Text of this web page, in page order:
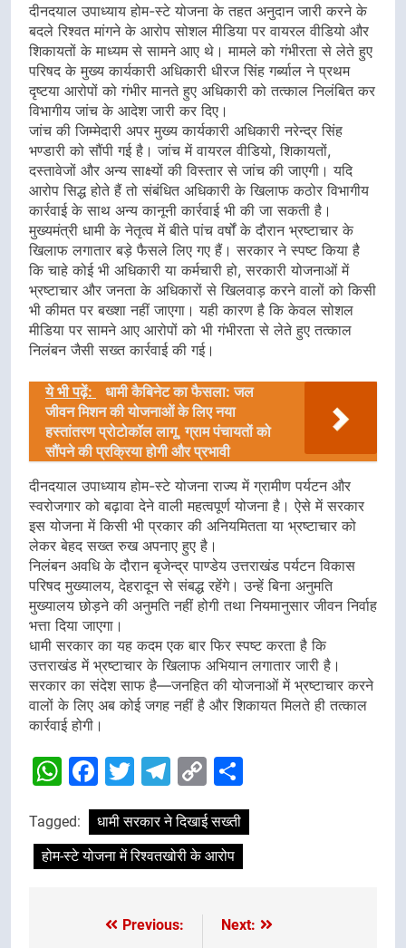
दीनदयाल उपाध्याय होम-स्टे योजना के तहत अनुदान जारी करने के
बदले रिश्वत मांगने के आरोप सोशल मीडिया पर वायरल वीडियो और
शिकायतों के माध्यम से सामने आए थे। मामले को गंभीरता से लेते हुए
परिषद के मुख्य कार्यकारी अधिकारी धीरज सिंह गर्ब्याल ने प्रथम
दृष्टया आरोपों को गंभीर मानते हुए अधिकारी को तत्काल निलंबित कर
विभागीय जांच के आदेश जारी कर दिए।
जांच की जिम्मेदारी अपर मुख्य कार्यकारी अधिकारी नरेन्द्र सिंह
भण्डारी को सौंपी गई है। जांच में वायरल वीडियो, शिकायतों,
दस्तावेजों और अन्य साक्ष्यों की विस्तार से जांच की जाएगी। यदि
आरोप सिद्ध होते हैं तो संबंधित अधिकारी के खिलाफ कठोर विभागीय
कार्रवाई के साथ अन्य कानूनी कार्रवाई भी की जा सकती है।
मुख्यमंत्री धामी के नेतृत्व में बीते पांच वर्षों के दौरान भ्रष्टाचार के
खिलाफ लगातार बड़े फैसले लिए गए हैं। सरकार ने स्पष्ट किया है
कि चाहे कोई भी अधिकारी या कर्मचारी हो, सरकारी योजनाओं में
भ्रष्टाचार और जनता के अधिकारों से खिलवाड़ करने वालों को किसी
भी कीमत पर बख्शा नहीं जाएगा। यही कारण है कि केवल सोशल
मीडिया पर सामने आए आरोपों को भी गंभीरता से लेते हुए तत्काल
निलंबन जैसी सख्त कार्रवाई की गई।
ये भी पढ़ें:
धामी कैबिनेट का फैसला: जल
जीवन मिशन की योजनाओं के लिए नया
हस्तांतरण प्रोटोकॉल लागू, ग्राम पंचायतों को
सौंपने की प्रक्रिया होगी और प्रभावी
दीनदयाल उपाध्याय होम-स्टे योजना राज्य में ग्रामीण पर्यटन और
स्वरोजगार को बढ़ावा देने वाली महत्वपूर्ण योजना है। ऐसे में सरकार
इस योजना में किसी भी प्रकार की अनियमितता या भ्रष्टाचार को
लेकर बेहद सख्त रुख अपनाए हुए है।
निलंबन अवधि के दौरान बृजेन्द्र पाण्डेय उत्तराखंड पर्यटन विकास
परिषद मुख्यालय, देहरादून से संबद्ध रहेंगे। उन्हें बिना अनुमति
मुख्यालय छोड़ने की अनुमति नहीं होगी तथा नियमानुसार जीवन निर्वाह
भत्ता दिया जाएगा।
धामी सरकार का यह कदम एक बार फिर स्पष्ट करता है कि
उत्तराखंड में भ्रष्टाचार के खिलाफ अभियान लगातार जारी है।
सरकार का संदेश साफ है—जनहित की योजनाओं में भ्रष्टाचार करने
वालों के लिए अब कोई जगह नहीं है और शिकायत मिलते ही तत्काल
कार्रवाई होगी।
WhatsApp
Facebook
Twitter
Telegram
Copy
Tagged:
धामी सरकार ने दिखाई सख्ती
होम-स्टे योजना में रिश्वतखोरी के आरोप
Previous: Next: